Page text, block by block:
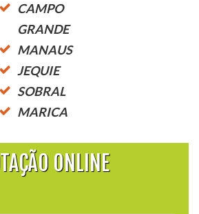
CAMPO
GRANDE
MANAUS
JEQUIE
SOBRAL
MARICA
ONLINE